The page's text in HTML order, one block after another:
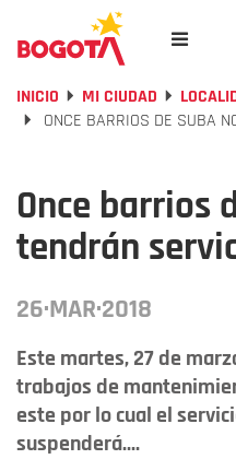
INICIO MI CIUDAD
ONCE BARRIOS DE SUBA
Once barrios
tendrán
26·MAR·2018
Este martes, 27 de
trabajos de
este por lo cual el
suspenderá....